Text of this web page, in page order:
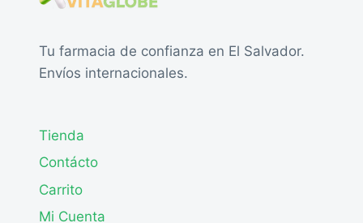
Tu farmacia de confianza en El Salvador.
Envíos internacionales.
Tienda
Contácto
Carrito
Mi Cuenta